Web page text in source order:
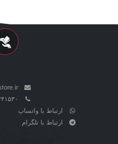
۰۲۱-
ارتباط با واتساپ
ارتباط با تلگرام